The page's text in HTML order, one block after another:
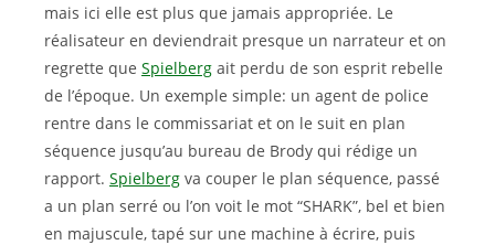
mais ici elle est plus que jamais appropriée. Le
réalisateur en deviendrait presque un narrateur et on
regrette que Spielberg ait perdu de son esprit rebelle
de l’époque. Un exemple simple: un agent de police
rentre dans le commissariat et on le suit en plan
séquence jusqu’au bureau de Brody qui rédige un
rapport. Spielberg va couper le plan séquence, passé
a un plan serré ou l’on voit le mot “SHARK”, bel et bien
en majuscule, tapé sur une machine à écrire, puis